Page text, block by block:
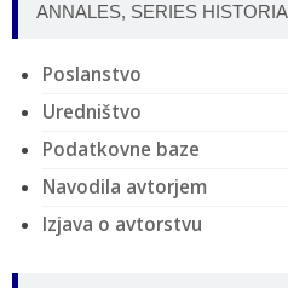
ANNALES, SERIES
Poslanstvo
Uredništvo
Podatkovne baze
Navodila avtorjem
Izjava o avtorstvu